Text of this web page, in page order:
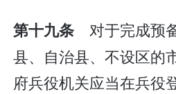
第十九条对于完成预
县、自治县、不设区的
府兵役机关应当在兵役